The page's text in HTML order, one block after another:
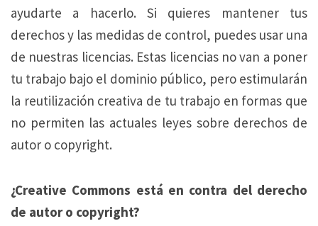
ayudarte a hacerlo. Si quieres mantener tus
derechos y las medidas de control, puedes usar una
de nuestras licencias. Estas licencias no van a poner
tu trabajo bajo el dominio público, pero estimularán
la reutilización creativa de tu trabajo en formas que
no permiten las actuales leyes sobre derechos de
autor o copyright.
¿Creative Commons está en contra del derecho
de autor o copyright?